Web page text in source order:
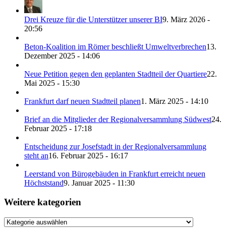
Drei Kreuze für die Unterstützer unserer BI9. März 2026 -
20:56
Beton-Koalition im Römer beschließt Umweltverbrechen13.
Dezember 2025 - 14:06
Neue Petition gegen den geplanten Stadtteil der Quartiere22.
Mai 2025 - 15:30
Frankfurt darf neuen Stadtteil planen1. März 2025 - 14:10
Brief an die Mitglieder der Regionalversammlung Südwest24.
Februar 2025 - 17:18
Entscheidung zur Josefstadt in der Regionalversammlung
steht an16. Februar 2025 - 16:17
Leerstand von Bürogebäuden in Frankfurt erreicht neuen
Höchststand9. Januar 2025 - 11:30
Weitere kategorien
Weitere